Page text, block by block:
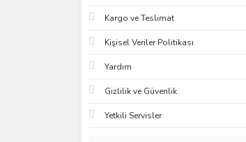
Kargo ve Teslimat
Kişisel Veriler Politikası
Yardım
Gizlilik ve Güvenlik
Yetkili Servisler